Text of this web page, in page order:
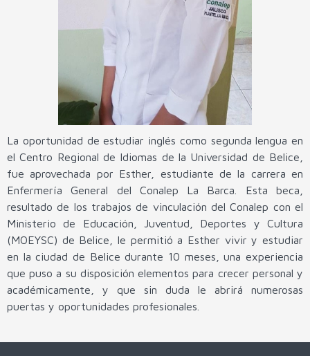
La oportunidad de estudiar inglés como segunda lengua en
el Centro Regional de Idiomas de la Universidad de Belice,
fue aprovechada por Esther, estudiante de la carrera en
Enfermería General del Conalep La Barca. Esta beca,
resultado de los trabajos de vinculación del Conalep con el
Ministerio de Educación, Juventud, Deportes y Cultura
(MOEYSC) de Belice, le permitió a Esther vivir y estudiar
en la ciudad de Belice durante 10 meses, una experiencia
que puso a su disposición elementos para crecer personal y
académicamente, y que sin duda le abrirá numerosas
puertas y oportunidades profesionales.